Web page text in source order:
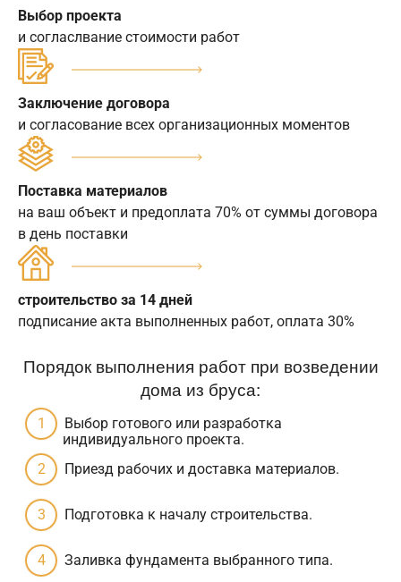
Выбор проекта
и согласлвание стоимости работ
Заключение договора
и согласование всех организационных моментов
Поставка материалов
на ваш объект и предоплата 70% от суммы договора
в день поставки
строительство за 14 дней
подписание акта выполненных работ, оплата 30%
Порядок выполнения работ при возведении
дома из бруса:
Выбор готового или разработка
индивидуального проекта.
Приезд рабочих и доставка материалов.
Подготовка к началу строительства.
Заливка фундамента выбранного типа.